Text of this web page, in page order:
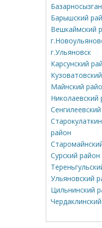
Барышский
Вешкаймский
г.Ульяновск
Карсунский
Кузоватовский
Майнский
Николаевский
район
Сурский район
Ульяновский
Цильнинский